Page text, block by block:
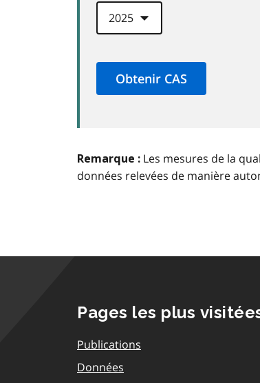
Remarque : Les mesures de la
données relevées de manière
Pages les plus
Publications
Données